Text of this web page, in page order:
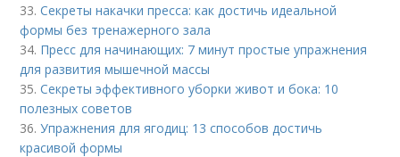
33.Секреты накачки пресса: как достичь идеальной
формы без тренажерного зала
34. Пресс для начинающих: 7 минут простые упражнения
для развития мышечной массы
35.Секреты эффективного уборки живот и бока: 10
полезных советов
36.Упражнения для ягодиц: 13 способов достичь
красивой формы